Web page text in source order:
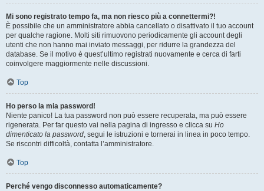
Mi sono registrato tempo fa, ma non riesco più a connettermi?!
È possibile che un amministratore abbia cancellato o disattivato il tuo account
per qualche ragione. Molti siti rimuovono periodicamente gli account degli
utenti che non hanno mai inviato messaggi, per ridurre la grandezza del
database. Se il motivo è quest’ultimo registrati nuovamente e cerca di farti
coinvolgere maggiormente nelle discussioni.
Top
Ho perso la mia password!
Niente panico! La tua password non può essere recuperata, ma può essere
rigenerata. Per far questo vai nella pagina di ingresso e clicca su Ho
dimenticato la password, segui le istruzioni e tornerai in linea in poco tempo.
Se riscontri difficoltà, contatta l’amministratore.
Top
Perché vengo disconnesso automaticamente?